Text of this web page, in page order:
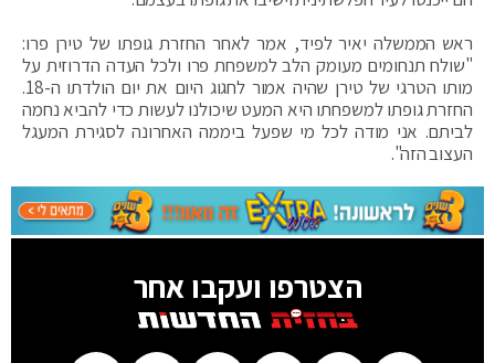
ראש הממשלה יאיר לפיד, אמר לאחר החזרת גופתו של טירן פרו:
"שולח תנחומים מעומק הלב למשפחת פרו ולכל העדה הדרוזית על
מותו הטרגי של טירן שהיה אמור לחגוג היום את יום הולדתו ה-18.
החזרת גופתו למשפחתו היא המעט שיכולנו לעשות כדי להביא נחמה
לביתם. אני מודה לכל מי שפעל ביממה האחרונה לסגירת המעגל
העצוב הזה".
הצטרפו ועקבו אחר